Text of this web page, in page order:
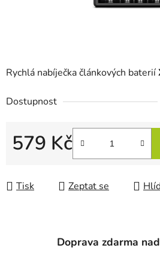
Rychlá nabíječka článkových baterií
Dostupnost
579 Kč
Tisk Zeptat se
Doprava zdarma